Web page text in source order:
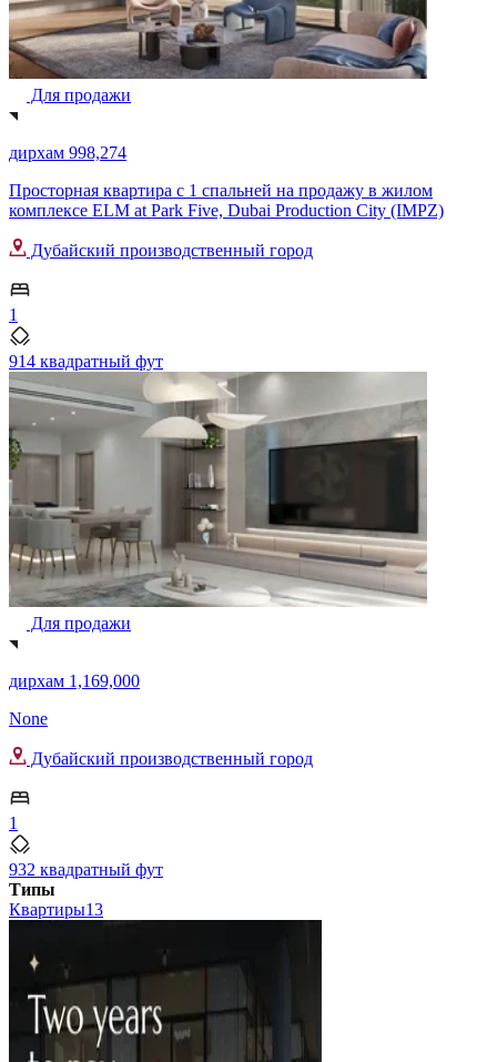
Для продажи
дирхам 998,274
Просторная квартира с 1 спальней на продажу в жилом
комплексе ELM at Park Five, Dubai Production City (IMPZ)
Дубайский производственный город
1
914 квадратный фут
Для продажи
дирхам 1,169,000
None
Дубайский производственный город
1
932 квадратный фут
Типы
Квартиры13